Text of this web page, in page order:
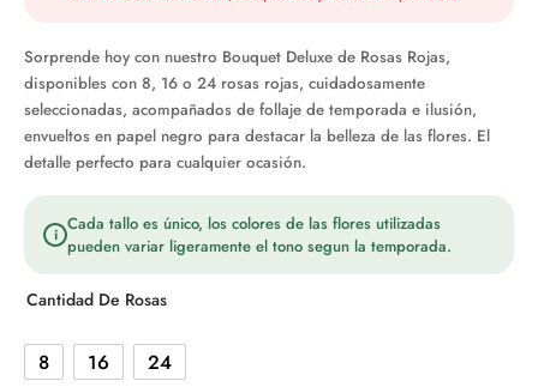
hasta
$58.990
Sorprende hoy con nuestro Bouquet Deluxe de Rosas Rojas,
disponibles con 8, 16 o 24 rosas rojas, cuidadosamente
seleccionadas, acompañados de follaje de temporada e ilusión,
envueltos en papel negro para destacar la belleza de las flores. El
detalle perfecto para cualquier ocasión.
i Cada tallo es único, los colores de las flores utilizadas
pueden variar ligeramente el tono segun la temporada.
Cantidad De Rosas
8 16 24